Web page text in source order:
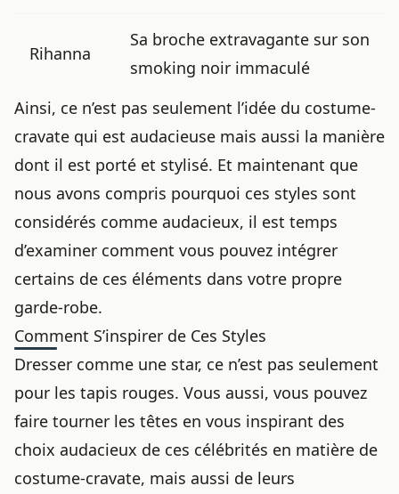
Rihanna
Sa broche extravagante sur son
smoking noir immaculé
Ainsi, ce n’est pas seulement l’idée du costume-
cravate qui est audacieuse mais aussi la manière
dont il est porté et stylisé. Et maintenant que
nous avons compris pourquoi ces styles sont
considérés comme audacieux, il est temps
d’examiner comment vous pouvez intégrer
certains de ces éléments dans votre propre
garde-robe.
Comment S’inspirer de Ces Styles
Dresser comme une star, ce n’est pas seulement
pour les tapis rouges. Vous aussi, vous pouvez
faire tourner les têtes en vous inspirant des
choix audacieux de ces célébrités en matière de
costume-cravate, mais aussi de leurs